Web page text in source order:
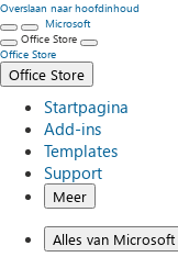
Overslaan naar hoofdinhoud
Microsoft
Office Store
Office Store
Office Store
Startpagina
Add-ins
Templates
Support
Meer
Alles van Microsoft